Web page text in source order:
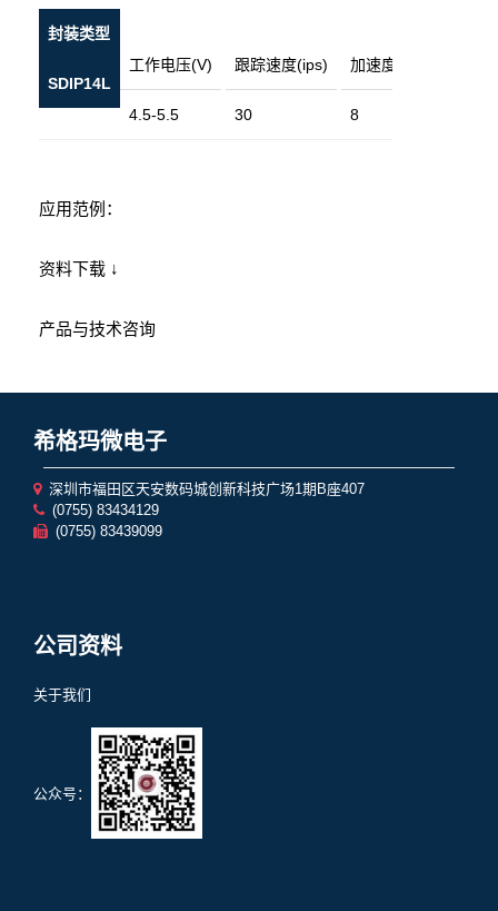
封装类型
SDIP14L
工作电压(V)
4.5-5.5
跟踪速度(ips)
30
加速度(g)
8
应用范例：
资料下载 ↓
产品与技术咨询
希格玛微电子
深圳市福田区天安数码城创新科技广场1期B座407
(0755) 83434129
(0755) 83439099
公司资料
关于我们
公众号：